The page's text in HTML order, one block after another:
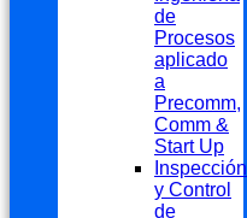
de
Procesos
aplicado
a
Precomm,
Comm &
Start Up
Inspección
y Control
de